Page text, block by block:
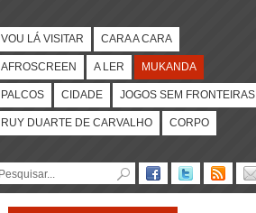
VOU LÁ VISITAR CARA A CARA
AFROSCREEN A LER MUKANDA
PALCOS CIDADE JOGOS SEM FRONTEIRAS
RUY DUARTE DE CARVALHO CORPO